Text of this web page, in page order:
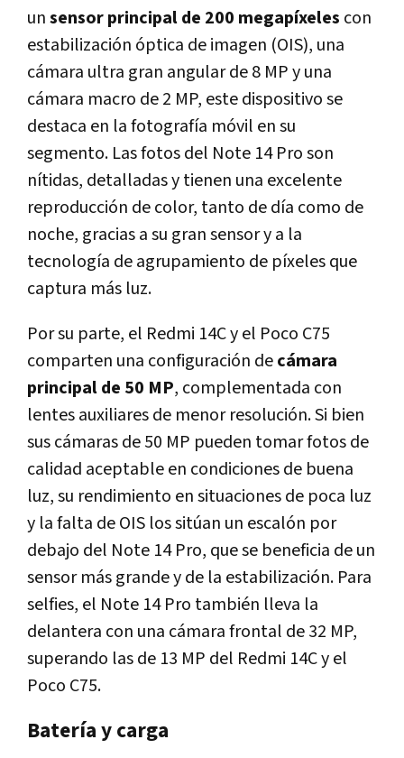
unsensor principal de 200 megapíxeles con
estabilización óptica de imagen (OIS), una
cámara ultra gran angular de 8 MP y una
cámara macro de 2 MP, este dispositivo se
destaca en la fotografía móvil en su
segmento. Las fotos del Note 14 Pro son
nítidas, detalladas y tienen una excelente
reproducción de color, tanto de día como de
noche, gracias a su gran sensor y a la
tecnología de agrupamiento de píxeles que
captura más luz.
Por su parte, el Redmi 14C y el Poco C75
comparten una configuración decámara
principal de 50 MP, complementada con
lentes auxiliares de menor resolución. Si bien
sus cámaras de 50 MP pueden tomar fotos de
calidad aceptable en condiciones de buena
luz, su rendimiento en situaciones de poca luz
y la falta de OIS los sitúan un escalón por
debajo del Note 14 Pro, que se beneficia de un
sensor más grande y de la estabilización. Para
selfies, el Note 14 Pro también lleva la
delantera con una cámara frontal de 32 MP,
superando las de 13 MP del Redmi 14C y el
Poco C75.
Batería y carga